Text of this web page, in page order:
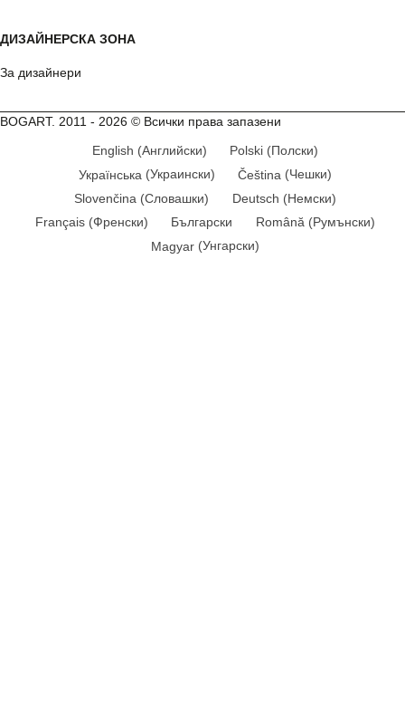
ДИЗАЙНЕРСКА ЗОНА
За дизайнери
BOGART. 2011 - 2026 © Всички права запазени
English (Английски) Polski (Полски)
Українська (Украински) Čeština (Чешки)
Slovenčina (Словашки) Deutsch (Немски)
Français(Френски) Български Română(Румънски)
Magyar(Унгарски)